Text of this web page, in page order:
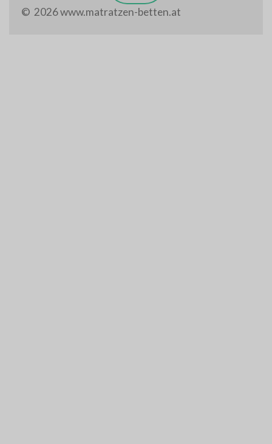
© 2026 www.matratzen-betten.at